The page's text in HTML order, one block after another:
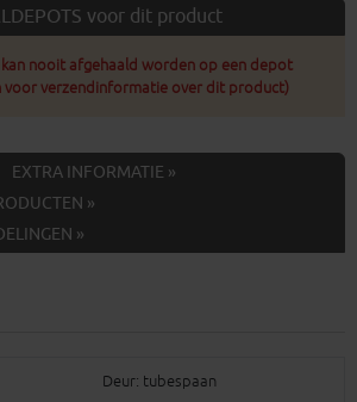
voor dit product
nooit afgehaald worden op een depot
voor verzendinformatie over dit product)
EXTRA INFORMATIE »
»
»
Deur: tubespaan